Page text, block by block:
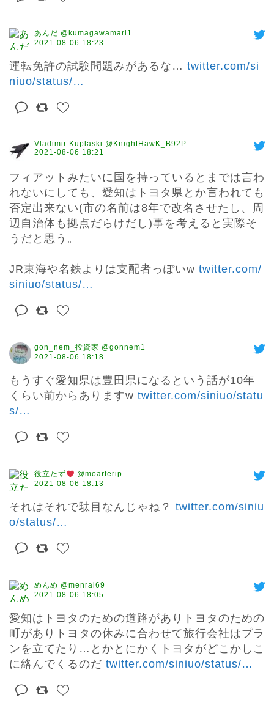
あんだ @kumagawamari1
2021-08-06 18:23
運転免許の試験問題みがあるな… twitter.com/si
niuo/status/…
Vladimir Kuplaski @KnightHawK_B92P
2021-08-06 18:21
フィアットみたいに国を持っているとまでは言わ
れないにしても、愛知はトヨタ県とか言われても
否定出来ない(市の名前は8年で改名させたし、周
辺自治体も拠点だらけだし)事を考えると実際そ
うだと思う。
JR東海や名鉄よりは支配者っぽいw twitter.com/
siniuo/status/…
gon_nem_投資家 @gonnem1
2021-08-06 18:18
もうすぐ愛知県は豊田県になるという話が10年
くらい前からありますw twitter.com/siniuo/statu
s/…
役立たず
@moarterip
2021-08-06 18:13
それはそれで駄目なんじゃね？ twitter.com/siniu
o/status/…
めんめ @menrai69
2021-08-06 18:05
愛知はトヨタのための道路がありトヨタのための
町がありトヨタの休みに合わせて旅行会社はプラ
ンを立てたり…とかとにかくトヨタがどこかしこ
に絡んでくるのだ twitter.com/siniuo/status/…